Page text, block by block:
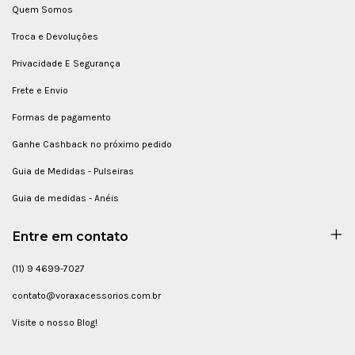
Quem Somos
Troca e Devoluções
Privacidade E Segurança
Frete e Envio
Formas de pagamento
Ganhe Cashback no próximo pedido
Guia de Medidas - Pulseiras
Guia de medidas - Anéis
Entre em contato
(11) 9 4699-7027
contato@voraxacessorios.com.br
Visite o nosso Blog!